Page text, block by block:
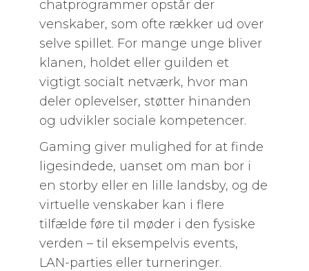
chatprogrammer opstår der
venskaber, som ofte rækker ud over
selve spillet. For mange unge bliver
klanen, holdet eller guilden et
vigtigt socialt netværk, hvor man
deler oplevelser, støtter hinanden
og udvikler sociale kompetencer.
Gaming giver mulighed for at finde
ligesindede, uanset om man bor i
en storby eller en lille landsby, og de
virtuelle venskaber kan i flere
tilfælde føre til møder i den fysiske
verden – til eksempelvis events,
LAN-parties eller turneringer.